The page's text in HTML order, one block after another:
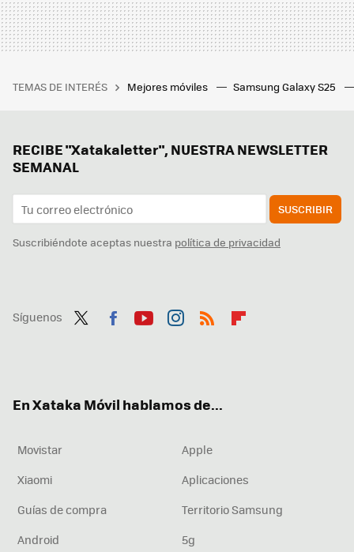
TEMAS DE INTERÉS Mejores móviles Samsung Galaxy S25
RECIBE "Xatakaletter", NUESTRA NEWSLETTER
SEMANAL
SUSCRIBIR
Suscribiéndote aceptas nuestra política de privacidad
Síguenos
En Xataka Móvil hablamos de...
Movistar
Apple
Xiaomi
Aplicaciones
Guías de compra
Territorio Samsung
Android
5g